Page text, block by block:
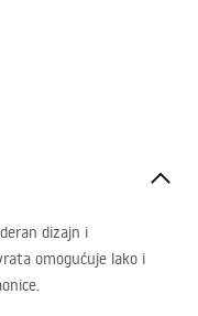
dizajn i
omogućuje lako i